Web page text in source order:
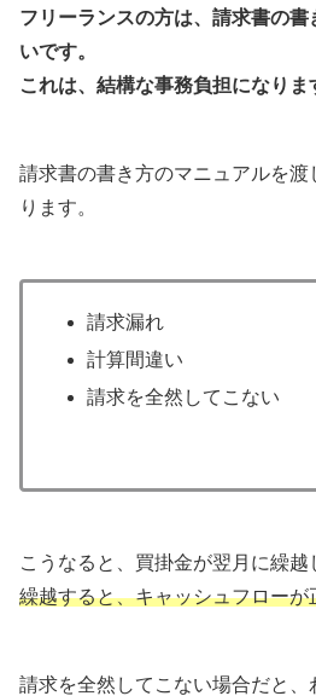
フリーランスの方は、請求書の
いです。
これは、結構な事務負担になりま
請求書の書き方のマニュアルを
ります。
請求漏れ
計算間違い
請求を全然してこない
こうなると、買掛金が翌月に繰越
繰越すると、キャッシュフロー
請求を全然してこない場合だと